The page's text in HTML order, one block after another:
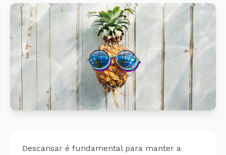
Conheça o produto
Conheça nosso produto de
forma gratuita!
Descansar é fundamental para manter a